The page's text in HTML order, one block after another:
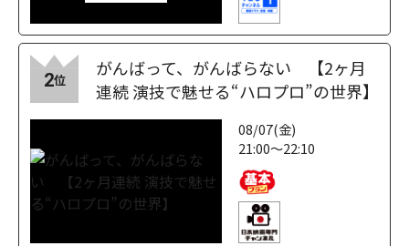
2位
がんばって、がんばらない 【2ヶ月
連続 演技で魅せる“ハロプロ”の世界】
08/07(金)
21:00～22:10